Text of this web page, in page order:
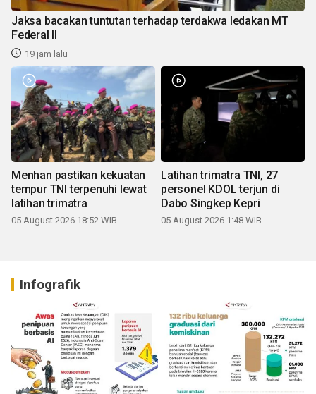
Jaksa bacakan tuntutan terhadap terdakwa ledakan MT
Federal II
19 jam lalu
Menhan pastikan kekuatan
tempur TNI terpenuhi lewat
latihan trimatra
05 August 2026 18:52 WIB
Latihan trimatra TNI, 27
personel KDOL terjun di
Dabo Singkep Kepri
05 August 2026 1:48 WIB
Infografik